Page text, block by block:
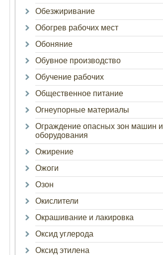
Обезжиривание
Обогрев рабочих мест
Обоняние
Обувное производство
Обучение рабочих
Общественное питание
Огнеупорные материалы
Ограждение опасных зон машин и
оборудования
Ожирение
Ожоги
Озон
Окислители
Окрашивание и лакировка
Оксид углерода
Оксид этилена